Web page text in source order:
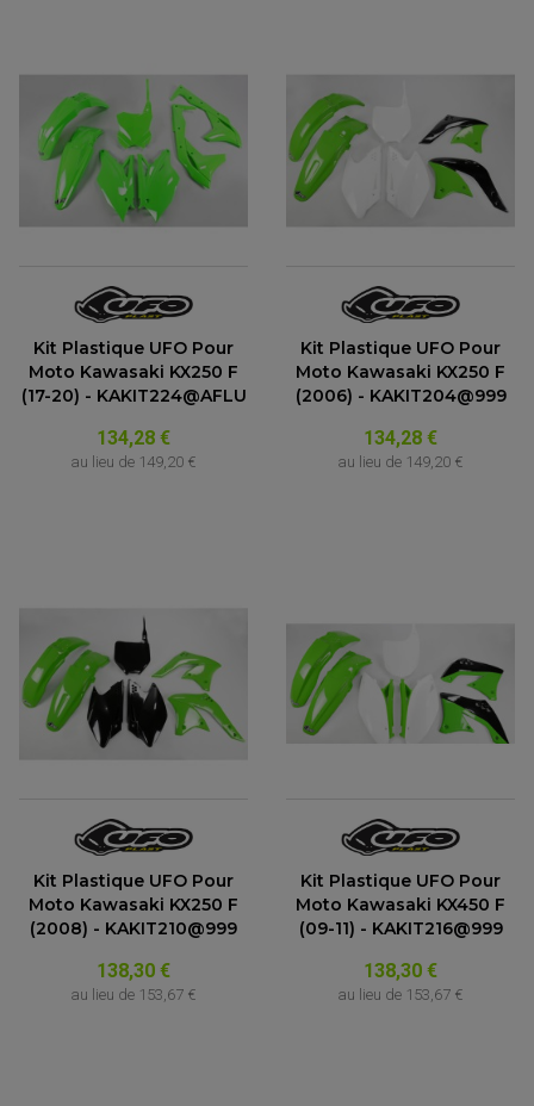
Kit Plastique UFO Pour
Moto Kawasaki KX250 F
(17-20) - KAKIT224@AFLU
134,28 €
au lieu de 149,20 €
Kit Plastique UFO Pour
Moto Kawasaki KX250 F
(2006) - KAKIT204@999
134,28 €
au lieu de 149,20 €
Kit Plastique UFO Pour
Moto Kawasaki KX250 F
(2008) - KAKIT210@999
138,30 €
au lieu de 153,67 €
Kit Plastique UFO Pour
Moto Kawasaki KX450 F
(09-11) - KAKIT216@999
138,30 €
au lieu de 153,67 €